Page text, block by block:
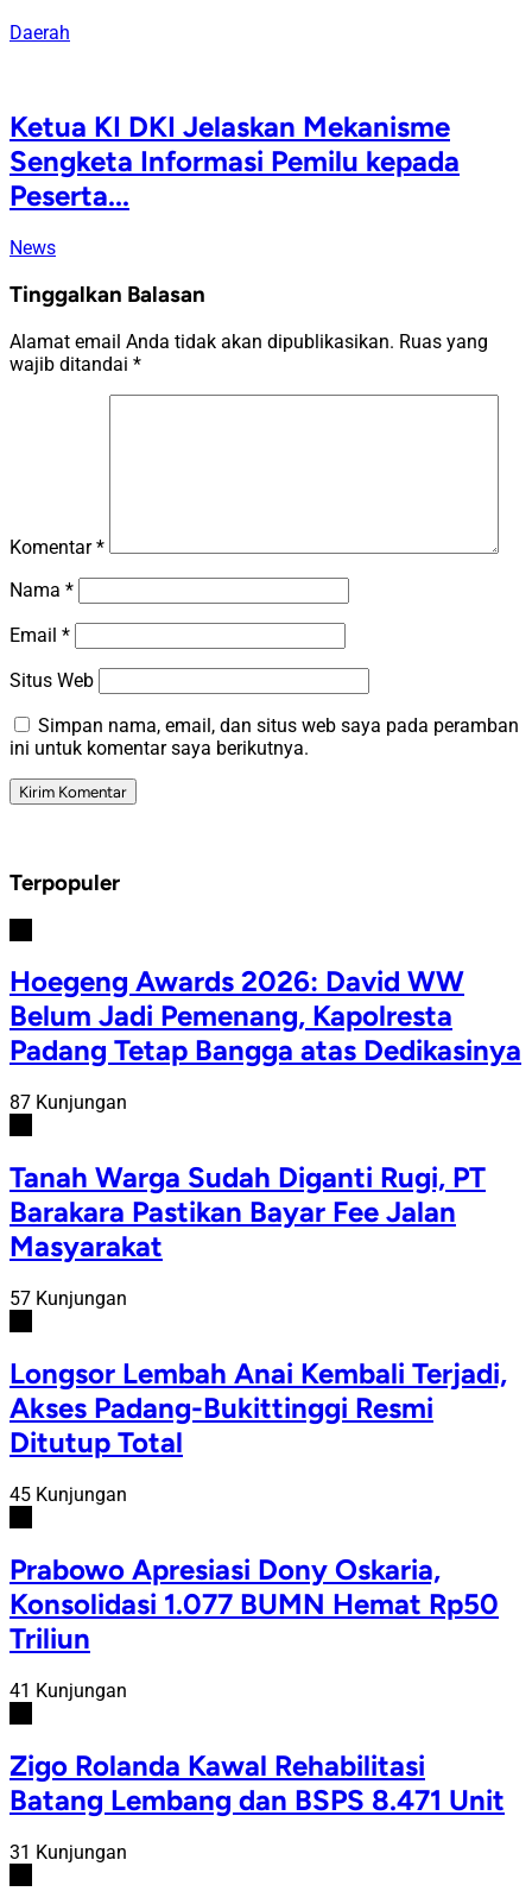
Daerah
Ketua KI DKI Jelaskan Mekanisme
Sengketa Informasi Pemilu kepada
Peserta...
News
Tinggalkan Balasan
Alamat email Anda tidak akan dipublikasikan. Ruas yang
wajib ditandai *
Komentar*
Nama *
Email *
Situs Web
Simpan nama, email, dan situs web saya pada peramban
ini untuk komentar saya berikutnya.
Terpopuler
Hoegeng Awards 2026: David WW
Belum Jadi Pemenang, Kapolresta
Padang Tetap Bangga atas Dedikasinya
87 Kunjungan
Tanah Warga Sudah Diganti Rugi, PT
Barakara Pastikan Bayar Fee Jalan
Masyarakat
57 Kunjungan
Longsor Lembah Anai Kembali Terjadi,
Akses Padang-Bukittinggi Resmi
Ditutup Total
45 Kunjungan
Prabowo Apresiasi Dony Oskaria,
Konsolidasi 1.077 BUMN Hemat Rp50
Triliun
41 Kunjungan
Zigo Rolanda Kawal Rehabilitasi
Batang Lembang dan BSPS 8.471 Unit
31 Kunjungan